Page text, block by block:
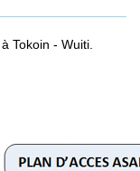
Tokoin ‐ Wuiti.